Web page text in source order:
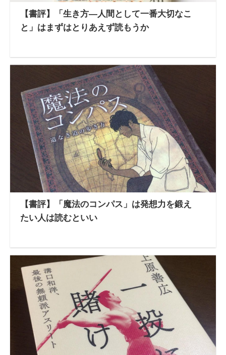
【書評】「生き方―人間として一番大切なこ
と」はまずはとりあえず読もうか
【書評】「魔法のコンパス」は発想力を鍛え
たい人は読むといい